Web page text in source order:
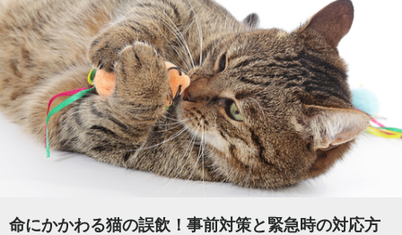
命にかかわる猫の誤飲！事前対策と緊急時の対応方